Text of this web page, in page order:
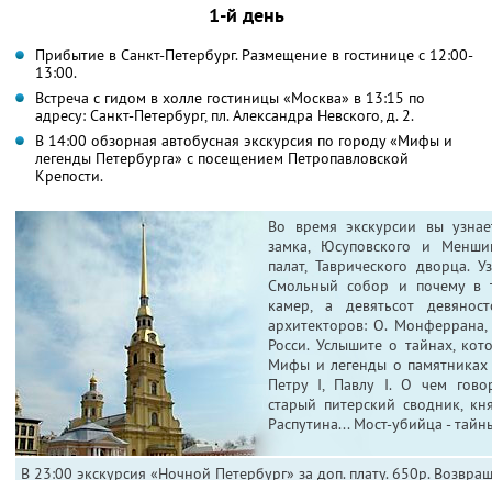
1-й день
Прибытие в Санкт-Петербург. Размещение в гостинице с 12:00-
13:00.
Встреча с гидом в холле гостиницы «Москва» в 13:15 по
адресу: Санкт-Петербург, пл. Александра Невского, д. 2.
В 14:00 обзорная автобусная экскурсия по городу «Мифы и
легенды Петербурга» с посещением Петропавловской
Крепости.
Во время экскурсии вы
замка, Юсуповского и
палат, Таврического дворца.
Смольный собор и почему в
камер, а девятьсот
архитекторов: О.
Росси. Услышите о тайнах,
Мифы и легенды о
Петру I, Павлу I. О чем
старый питерский сводник,
Распутина... Мост-убийца -
В 23:00 экскурсия «Ночной Петербург» за доп. плату. 650р.